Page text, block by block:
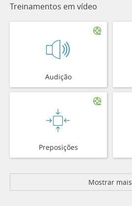
Treinamentos em vídeo
Audição
Preposições
Mostrar mais